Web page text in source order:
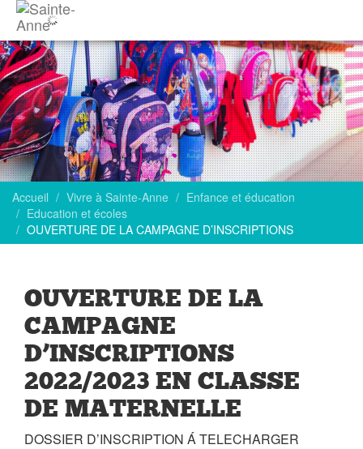
Accueil Vivre à Sainte-Anne
Enfance et éducation
Education et écoles
OUVERTURE DE LA CAMPAGNE D’INSCRIPTIONS
OUVERTURE DE LA
CAMPAGNE
D’INSCRIPTIONS
2022/2023 EN CLASSE
DE MATERNELLE
DOSSIER D’INSCRIPTION Á TELECHARGER